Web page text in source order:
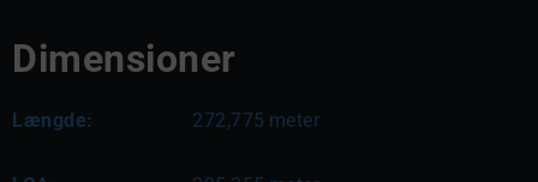
Dimensioner
Længde: 272,775 meter